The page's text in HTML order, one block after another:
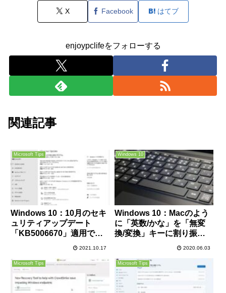
X Facebook はてブ
enjoypclifeをフォローする
関連記事
Microsoft Tips
Windows 10：10月のセキ
ュリティアップデート
「KB5006670」適用でネ
生の模様、Windows
Updateエラー0x8007000d
の報告もあり
2021.10.17
Windows 10
Windows 10：Macのよう
に「英数/かな」を「無変
換/変換」キーに割り振り
2020.06.03
Microsoft Tips Microsoft Tips